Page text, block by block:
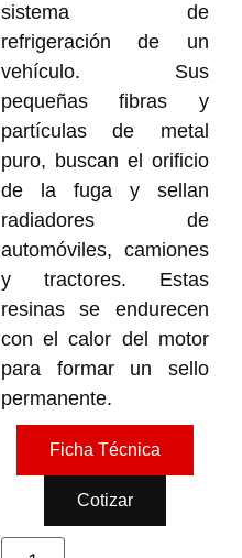
sistema de
refrigeración de un
vehículo. Sus
pequeñas fibras y
partículas de metal
puro, buscan el orificio
de la fuga y sellan
radiadores de
automóviles, camiones
y tractores. Estas
resinas se endurecen
con el calor del motor
para formar un sello
permanente.
Ficha Técnica
Cotizar